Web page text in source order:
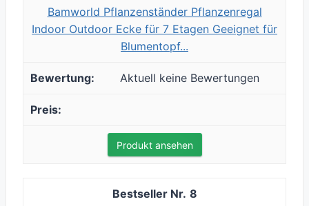
Bamworld Pflanzenständer Pflanzenregal
Indoor Outdoor Ecke für 7 Etagen Geeignet für
Blumentopf...
Aktuell keine Bewertungen
Produkt ansehen
8